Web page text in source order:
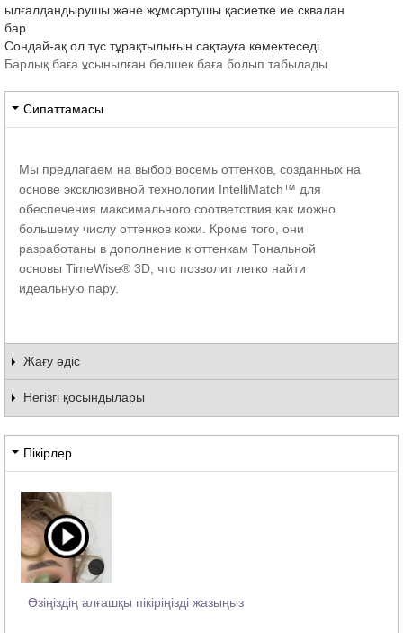
ылғалдандырушы және жұмсартушы қасиетке ие сквалан
бар.
Сондай-ақ ол түс тұрақтылығын сақтауға көмектеседі.
Барлық баға ұсынылған бөлшек баға болып табылады
Сипаттамасы
Мы предлагаем на выбор восемь оттенков, созданных на
основе эксклюзивной технологии IntelliMatch™ для
обеспечения максимального соответствия как можно
большему числу оттенков кожи. Кроме того, они
разработаны в дополнение к оттенкам Тональной
основы TimeWise® 3D, что позволит легко найти
идеальную пару.
Жағу әдіс
Негізгі қосындылары
Пікірлер
Өзіңіздің алғашқы пікіріңізді жазыңыз